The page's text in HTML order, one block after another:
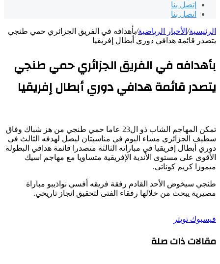
إتصل بنا
اتصل بنا
الرئيسية/ الأخبار الرياضية/بأهدافه في الفريق الجزائري حمي طنجي
يتصدر قائمة هدافي دوري أبطال إفريقيا
بأهدافه في الفريق الجزائري حمي طنجي
يتصدر قائمة هدافي دوري أبطال إفريقيا
تمكن المهاجم الشاب ذو ال23 عاما حمي طنجي من هز شباك وفاق
سطيف الجزائري مساء اليوم في مناسبتان ليصل لهدفه الثالث في
دوري أبطال إفريقيا في مباراته الثالثة متصدرا قائمة هدافي البطولة
الأقوى على مستوى الأندية الإفريقية متساويا مع مهاجم اسيك
ميموزا كريم كوناتى.
طنجي سيخوض الأحد القادم رفقة فريقه أفسي نواذيبو مباراة
مصيرية يبحث من خلالها رفقاء الفتى لتحقيق انجاز تاريخي.
فيسبوك تويتر
البريد
مقالات ذات صلة